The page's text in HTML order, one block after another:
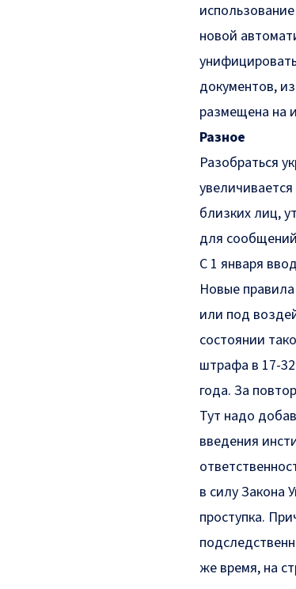
новой
документов,
размещена на
Разное
Разобраться
близких лиц,
для
С 1 января
Новые
или под
состоянии
штрафа в 17-
года. За
Тут надо
введения
в силу Закона
проступка.
же время, на